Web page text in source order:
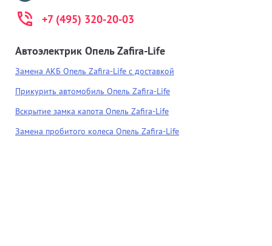
+7 (495) 320-20-03
Автоэлектрик Опель Zafira-Life
Замена АКБ Опель Zafira-Life с доставкой
Прикурить автомобиль Опель Zafira-Life
Вскрытие замка капота Опель Zafira-Life
Замена пробитого колеса Опель Zafira-Life